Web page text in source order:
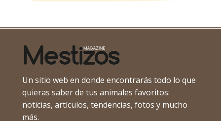
Un sitio web en donde encontrarás todo lo que
quieras saber de tus animales favoritos:
noticias, artículos, tendencias, fotos y mucho
más.